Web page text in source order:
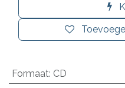
Formaat: CD